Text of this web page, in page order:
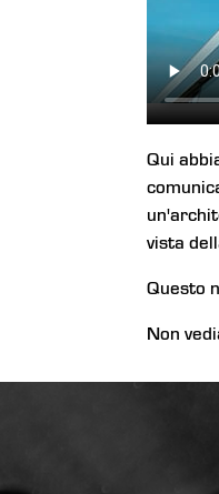
Qui
vista
Questo
Non